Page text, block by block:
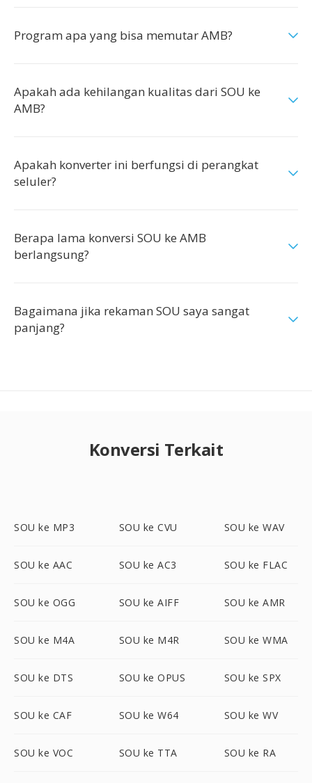
Program apa yang bisa memutar AMB?
Apakah ada kehilangan kualitas dari SOU ke
AMB?
Apakah konverter ini berfungsi di perangkat
seluler?
Berapa lama konversi SOU ke AMB
berlangsung?
Bagaimana jika rekaman SOU saya sangat
panjang?
Konversi Terkait
SOU ke MP3 SOU ke CVU SOU ke WAV
SOU ke AAC SOU ke AC3 SOU ke FLAC
SOU ke OGG SOU ke AIFF SOU ke AMR
SOU ke M4A SOU ke M4R SOU ke WMA
SOU ke DTS SOU ke OPUS SOU ke SPX
SOU ke CAF SOU ke W64 SOU ke WV
SOU ke VOC SOU ke TTA SOU ke RA